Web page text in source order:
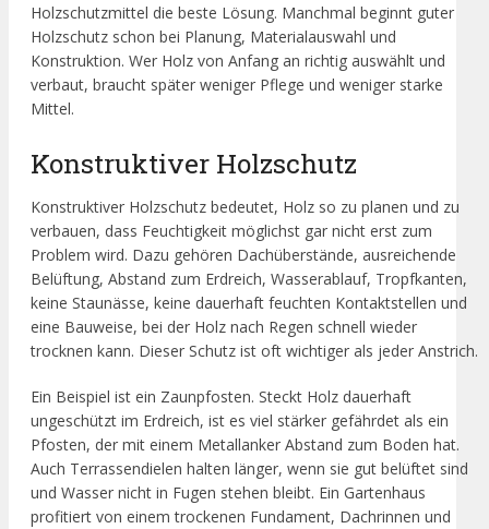
Holzschutzmittel die beste Lösung. Manchmal beginnt guter
Holzschutz schon bei Planung, Materialauswahl und
Konstruktion. Wer Holz von Anfang an richtig auswählt und
verbaut, braucht später weniger Pflege und weniger starke
Mittel.
Konstruktiver Holzschutz
Konstruktiver Holzschutz bedeutet, Holz so zu planen und zu
verbauen, dass Feuchtigkeit möglichst gar nicht erst zum
Problem wird. Dazu gehören Dachüberstände, ausreichende
Belüftung, Abstand zum Erdreich, Wasserablauf, Tropfkanten,
keine Staunässe, keine dauerhaft feuchten Kontaktstellen und
eine Bauweise, bei der Holz nach Regen schnell wieder
trocknen kann. Dieser Schutz ist oft wichtiger als jeder Anstrich.
Ein Beispiel ist ein Zaunpfosten. Steckt Holz dauerhaft
ungeschützt im Erdreich, ist es viel stärker gefährdet als ein
Pfosten, der mit einem Metallanker Abstand zum Boden hat.
Auch Terrassendielen halten länger, wenn sie gut belüftet sind
und Wasser nicht in Fugen stehen bleibt. Ein Gartenhaus
profitiert von einem trockenen Fundament, Dachrinnen und